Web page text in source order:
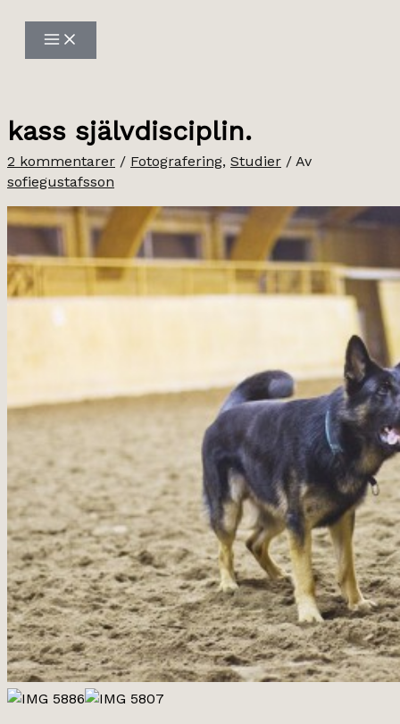
innehåll
kass självdisciplin.
2 kommentarer / Fotografering, Studier / Av
sofiegustafsson